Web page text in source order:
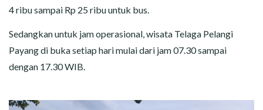
4 ribu sampai Rp 25 ribu untuk bus.
Sedangkan untuk jam operasional, wisata Telaga Pelangi
Payang di buka setiap hari mulai dari jam 07.30 sampai
dengan 17.30 WIB.